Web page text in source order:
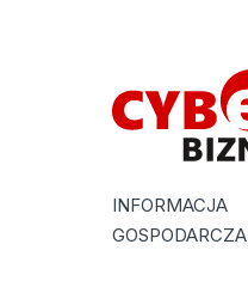
INFORMACJA
GOSPODARCZA